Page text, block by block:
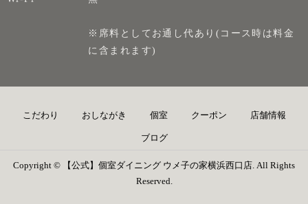
※席料としてお通し代あり(コース時は料金
に含まれます)
こだわり おしながき 個室 クーポン 店舗情報
ブログ
Copyright © 【公式】個室ダイニング ウメ子の家横浜西口店. All Rights
Reserved.